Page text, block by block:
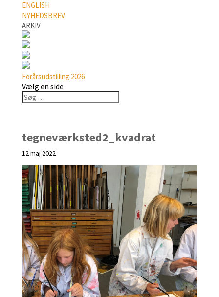
ENGLISH
NYHEDSBREV
ARKIV
Forårsudstilling 2026
Vælg en side
tegneværksted2_kvadrat
12 maj 2022